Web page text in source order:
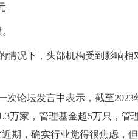
情况下，头部机构受到影响相
论坛发言中表示，截至2023
万家，管理基金超5万只，管
期，确实行业觉得很焦虑，